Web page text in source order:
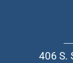
406 S.